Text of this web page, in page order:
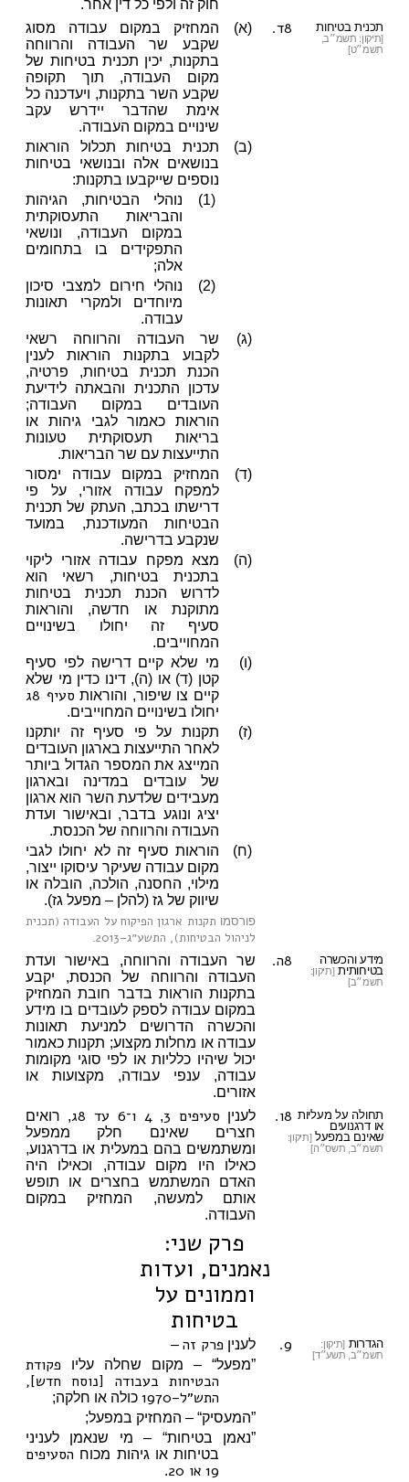
חוק זה ולפי כל דין אחר.
8ד. תכנית בטיחות
[תיקון: תשמ״ב,
תשמ״ט]
(א)
המחזיק במקום עבודה מסוג
שקבע שר העבודה והרווחה
בתקנות, יכין תכנית בטיחות של
מקום העבודה, תוך תקופה
שקבע השר בתקנות, ויעדכנה כל
אימת שהדבר יידרש עקב
שינויים במקום העבודה.
(ב)
תכנית בטיחות תכלול הוראות
בנושאים אלה ובנושאי בטיחות
נוספים שייקבעו בתקנות:
(1)
נוהלי הבטיחות, הגיהות
והבריאות התעסוקתית
במקום העבודה, ונושאי
התפקידים בו בתחומים
אלה;
(2)
נוהלי חירום למצבי סיכון
מיוחדים ולמקרי תאונות
עבודה.
(ג)
שר העבודה והרווחה רשאי
לקבוע בתקנות הוראות לענין
הכנת תכנית בטיחות, פרטיה,
עדכון התכנית והבאתה לידיעת
העובדים במקום העבודה;
הוראות כאמור לגבי גיהות או
בריאות תעסוקתית טעונות
התייעצות עם שר הבריאות.
(ד)
המחזיק במקום עבודה ימסור
למפקח עבודה אזורי, על פי
דרישתו בכתב, העתק של תכנית
הבטיחות המעודכנת, במועד
שנקבע בדרישה.
(ה)
מצא מפקח עבודה אזורי ליקוי
בתכנית בטיחות, רשאי הוא
לדרוש הכנת תכנית בטיחות
מתוקנת או חדשה, והוראות
סעיף זה יחולו בשינויים
המחוייבים.
(ו)
מי שלא קיים דרישה לפי סעיף
קטן (ד) או (ה), דינו כדין מי שלא
קיים צו שיפור, והוראות סעיף 8ג
יחולו בשינויים המחוייבים.
(ז)
תקנות על פי סעיף זה יותקנו
לאחר התייעצות בארגון העובדים
המייצג את המספר הגדול ביותר
של עובדים במדינה ובארגון
מעבידים שלדעת השר הוא ארגון
יציג ונוגע בדבר, ובאישור ועדת
העבודה והרווחה של הכנסת.
(ח)
הוראות סעיף זה לא יחולו לגבי
מקום עבודה שעיקר עיסוקו ייצור,
מילוי, החסנה, הולכה, הובלה או
שיווק של גז (להלן – מפעל גז).
פורסמו תקנות ארגון הפיקוח על העבודה (תכנית
לניהול הבטיחות), התשע״ג–2013
8ה.
מידע והכשרה
בטיחותית[תיקון:
תשמ״ב]
שר העבודה והרווחה, באישור ועדת
העבודה והרווחה של הכנסת, יקבע
בתקנות הוראות בדבר חובת המחזיק
במקום עבודה לספק לעובדים בו מידע
והכשרה הדרושים למניעת תאונות
עבודה או מחלות מקצוע; תקנות כאמור
יכול שיהיו כלליות או לפי סוגי מקומות
עבודה, ענפי עבודה, מקצועות או
אזורים.
8ו. תחולה על מעליות
או דרגנועים
שאינם במפעל[תיקון:
תשמ״ב, תשס״ה]
לענין סעיפים 3 ,
4 ו־6 עד 8ג
, רואים
חצרים שאינם חלק ממפעל
ומשתמשים בהם במעלית או בדרגנוע,
כאילו היו מקום עבודה, וכאילו היה
האדם המשתמש בחצרים או תופש
אותם למעשה, המחזיק במקום
העבודה.
פרק שני:
נאמנים, ועדות
וממונים על
בטיחות
9. הגדרות[תיקון:
תשמ״ב, תשע״ד]
לענין פרק זה –
”מפעל“ – מקום שחלה עליו פקודת
הבטיחות בעבודה [נוסח חדש],
התש״ל–1970
כולה או חלקה;
”המעסיק“ – המחזיק במפעל;
”נאמן בטיחות“ – מי שנאמן לעניני
בטיחות או גיהות מכוח הסעיפים
19 או 20 .